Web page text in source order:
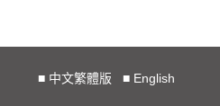
■ 中文繁體版 ■ English